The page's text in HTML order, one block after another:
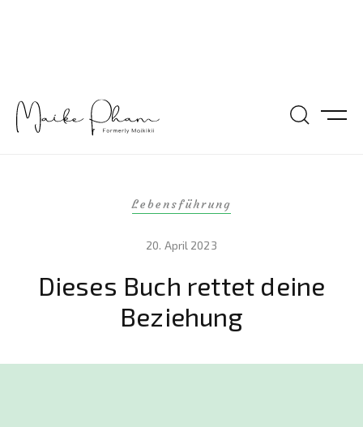
Lebensführung
20. April 2023
Dieses Buch rettet deine
Beziehung